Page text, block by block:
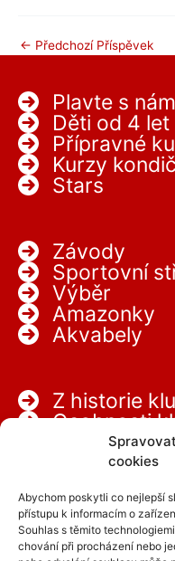
cookies
Abychom poskytli co nejlepší
přístupu k informacím o
Souhlas s těmito
chování při procházení nebo
← Předchozí Příspěvek
Plavte s
Děti od 4 let
Přípravné
Kurzy
Stars
Závody
Sportovní
Výběr
Amazonky
Akvabely
Z historie
Osobnosti
Partneři
Kariéra